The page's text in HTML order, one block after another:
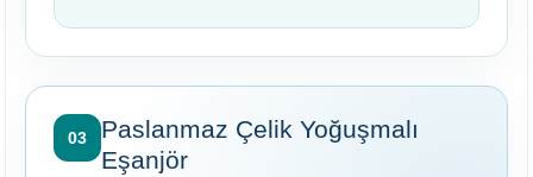
03
Paslanmaz Çelik Yoğuşmalı
Eşanjör